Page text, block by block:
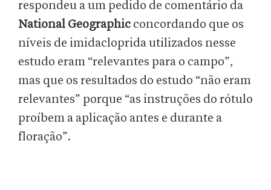
respondeu a um pedido de comentário da
National Geographic concordando que os
níveis de imidacloprida utilizados nesse
estudo eram “relevantes para o campo”,
mas que os resultados do estudo “não eram
relevantes” porque “as instruções do rótulo
proíbem a aplicação antes e durante a
floração”.